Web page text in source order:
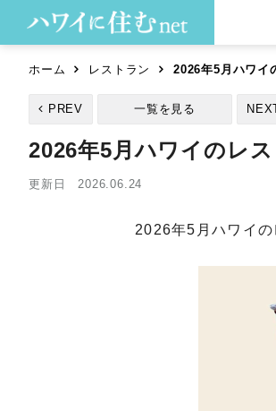
ホーム レストラン 2026年5月ハワイ
PREV 一覧を見る
2026年5月ハワイのレ
更新日 2026.06.24
2026年5月ハワイの